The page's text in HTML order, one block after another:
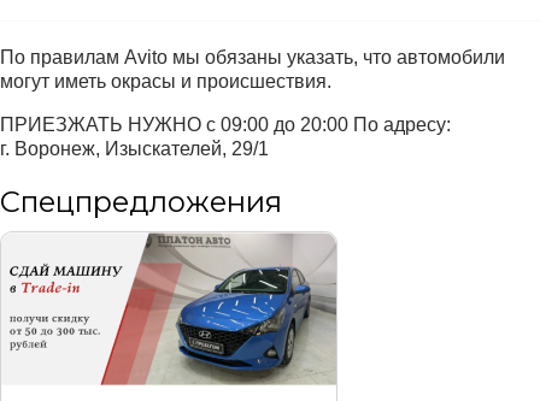
По правилам Avito мы обязаны указать, что автомобили
могут иметь окрасы и происшествия.
ПРИЕЗЖАТЬ НУЖНО с 09:00 до 20:00 По адресу:
г. Воронеж, Изыскателей, 29/1
Спецпредложения